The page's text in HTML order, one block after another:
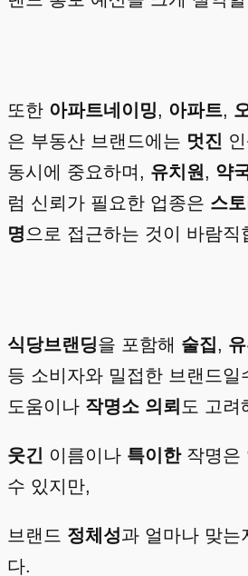
또한 아파트네이밍, 아파트,
은 부동산 브랜드에는 멋진
동시에 중요하며, 유치원 , 약
럼 신뢰가 필요한 업종은 스토
명 으로 접근하는 것이 바람직
식당브랜딩을 포함해 술집,
등 소비자와 밀접한 브랜드일
도움이나 작명소 의뢰 도 고려
웃긴 이름이나 특이한작명은
수 있지만,
브랜드 정체성과 얼마나 맞는
다.